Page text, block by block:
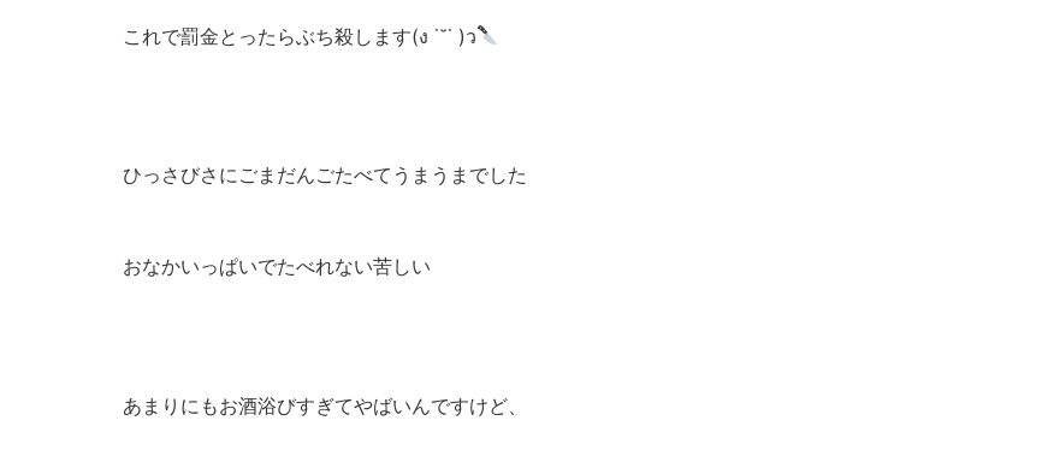
これで罰金とったらぶち殺します(ง ˙˘˙ )ว
ひっさびさにごまだんごたべてうまうまでした
おなかいっぱいでたべれない苦しい
あまりにもお酒浴びすぎてやばいんですけど、